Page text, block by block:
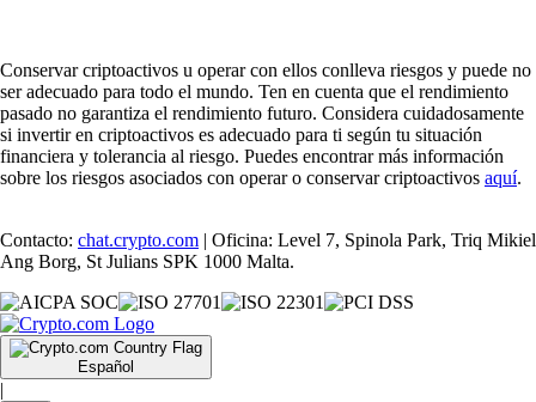
Conservar criptoactivos u operar con ellos conlleva riesgos y puede no
ser adecuado para todo el mundo. Ten en cuenta que el rendimiento
pasado no garantiza el rendimiento futuro. Considera cuidadosamente
si invertir en criptoactivos es adecuado para ti según tu situación
financiera y tolerancia al riesgo. Puedes encontrar más información
sobre los riesgos asociados con operar o conservar criptoactivos aquí.
Contacto: chat.crypto.com | Oficina: Level 7, Spinola Park, Triq Mikiel
Ang Borg, St Julians SPK 1000 Malta.
Español
|